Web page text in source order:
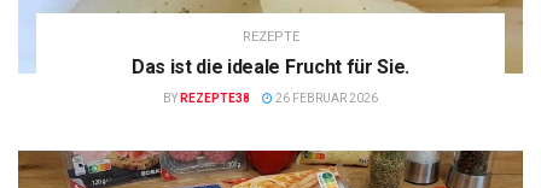
REZEPTE
Das ist die ideale Frucht für Sie.
BY REZEPTE38 26 FEBRUAR 2026